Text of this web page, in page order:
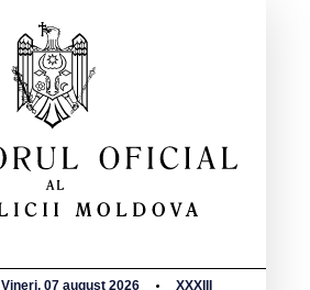
Vineri, 07 august 2026 XXXIII